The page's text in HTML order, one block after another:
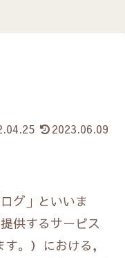
2023.06.09
グ」といいま
供するサービス
。）における，